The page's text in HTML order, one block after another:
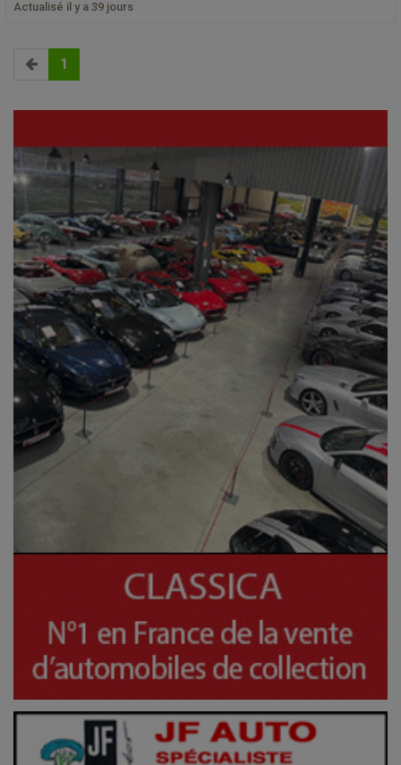
Actualisé il y a 39 jours
1